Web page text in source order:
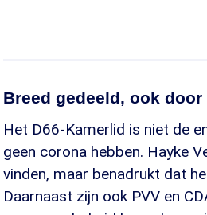
Breed gedeeld, ook
Het D66-Kamerlid is niet de
geen corona hebben. Hayke
vinden, maar benadrukt dat
Daarnaast zijn ook PVV en